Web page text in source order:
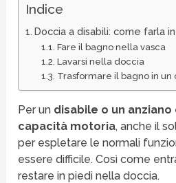
Indice
Doccia a disabili: come farla
Fare il bagno nella vasca
Lavarsi nella doccia
Trasformare il bagno in un
Per un disabile o un
capacità motoria, anche il
per espletare le normali
essere difficile. Così come
restare in piedi nella doccia.